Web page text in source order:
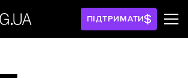
ПІДТРИМАТИ